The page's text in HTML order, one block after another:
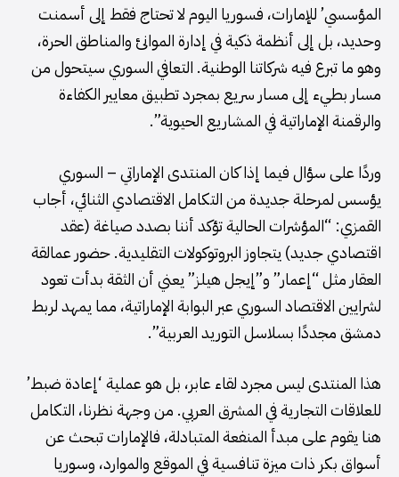
المؤسسي’ للإمارات، فسوريا اليوم لا تحتاج فقط إلى أسمنت
وحديد، بل إلى أنظمة ذكية في إدارة الموانئ والمناطق الحرة،
وهو ما تبرع فيه شركاتنا الوطنية. التعافي السوري سيتحول من
مسار بطيء إلى مسار سريع بمجرد تطبيق معايير الكفاءة
والرقمنة الإماراتية في المشاريع الحيوية”.
وردًا على سؤال فيما إذا كان المنتدى الإماراتي – السوري
يؤسس لمرحلة جديدة من التكامل الاقتصادي الثنائي، أجاب
القمزي: “المؤشرات الحالية تؤكد أننا بصدد صياغة (عقد
اقتصادي جديد) يتجاوز البروتوكولات التقليدية. حضور عمالقة
العقار مثل “إعمار” و”إيجل هيلز” يعني أن الثقة بدأت تعود
لشرايين الاقتصاد السوري عبر البوابة الإماراتية، مما يمهد لربط
دمشق مجددًا بسلاسل التوريد العربية”.
هذا المنتدى ليس مجرد لقاء عابر، بل هو عملية ‘إعادة ضبط’
للعلاقات التجارية في المشرق العربي. من وجهة نظرنا، التكامل
هنا يقوم على مبدأ المنفعة المتبادلة، فالإمارات تبحث عن
أسواق بكر ذات ميزة تنافسية في الموقع والموارد، وسوريا